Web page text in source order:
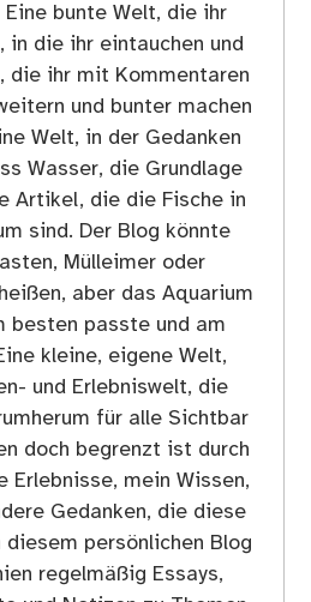
Eine bunte Welt, die ihr
in die ihr eintauchen und
die ihr mit Kommentaren
und bunter machen
Welt, in der Gedanken
Wasser, die Grundlage
Artikel, die die Fische in
sind. Der Blog könnte
Mülleimer oder
aber das Aquarium
besten passte und am
kleine, eigene Welt,
und Erlebniswelt, die
für alle Sichtbar
doch begrenzt ist durch
Erlebnisse, mein Wissen,
Gedanken, die diese
persönlichen Blog
regelmäßig Essays,